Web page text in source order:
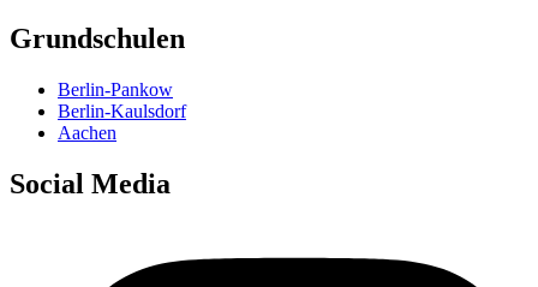
Grundschulen
Berlin-Pankow
Berlin-Kaulsdorf
Aachen
Social Media